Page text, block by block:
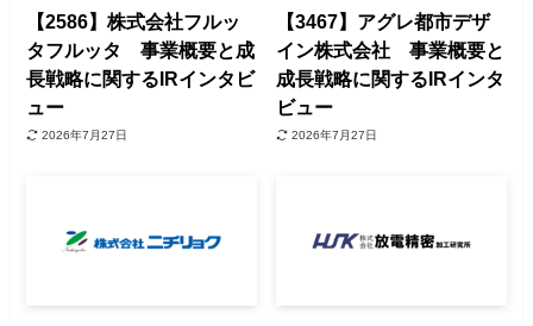
【2586】株式会社フルッ
タフルッタ 事業概要と成
長戦略に関するIRインタビ
ュー
2026年7月27日
【3467】アグレ都市デザ
イン株式会社 事業概要と
成長戦略に関するIRインタ
ビュー
2026年7月27日